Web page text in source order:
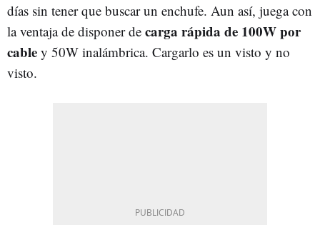
días sin tener que buscar un enchufe. Aun así, juega con
la ventaja de disponer de carga rápida de 100W por
cable y 50W inalámbrica. Cargarlo es un visto y no
visto.